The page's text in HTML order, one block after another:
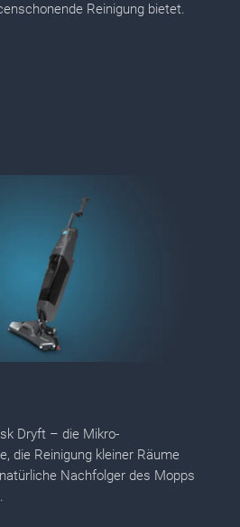
Reinigung bietet.
Dryft – die Mikro-
die Reinigung kleiner Räume
Nachfolger des Mopps